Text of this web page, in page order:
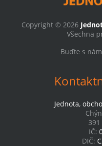
Copyright © 2026
Všechna
Buďte s
Jednota,
IČ:
DIČ: